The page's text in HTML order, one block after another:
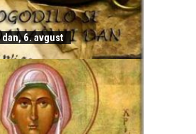
6. avgust